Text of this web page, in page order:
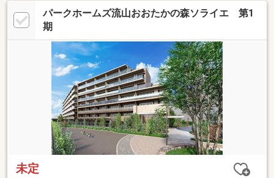
パークホームズ流山おおたかの森ソライエ 第1
期
未定